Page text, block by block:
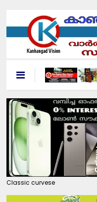
Classic curvese